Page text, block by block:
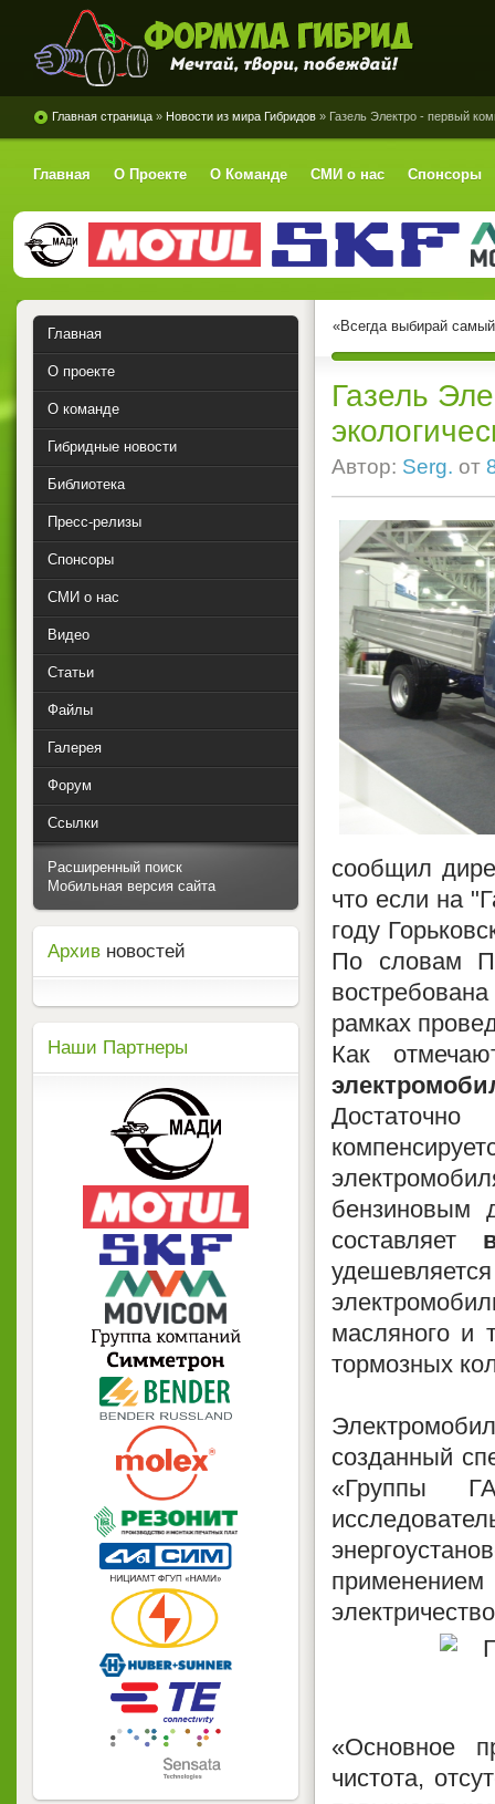
Формула Гибрид
Главная страница » Новости из мира Гибридов » Газель Электро - первый
Главная О Проекте О Команде СМИ о нас Спонсоры
«Всегда выбирай
Газель
Автор: Serg. от
сообщил
что если на
году
По словам
рамках
Как
бензиновым
составляет
масляного и
тормозных
созданный
«Группы
применением
«Основное
чистота,
Главная
О проекте
О команде
Гибридные новости
Библиотека
Пресс-релизы
Спонсоры
СМИ о нас
Видео
Статьи
Файлы
Галерея
Форум
Ссылки
Расширенный поиск
Мобильная версия сайта
Архив новостей
Наши Партнеры